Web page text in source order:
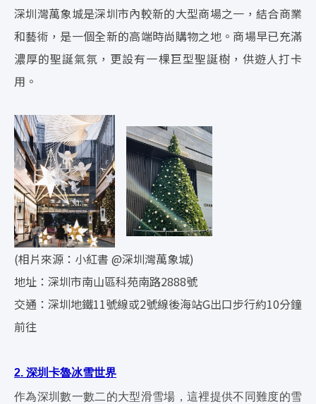
深圳灣萬象城是深圳市內較新的大型商場之一，結合商業
和藝術，是一個全新的高端時尚購物之地。商場早已充滿
濃厚的聖誕氣氛，更設有一棵巨型聖誕樹，供遊人打卡
用。
(相片來源：小紅書 @深圳灣萬象城)
地址：深圳市南山區科苑南路2888號
交通：深圳地鐵11號線或2號線後海站G出口步行約10分鐘
前往
2. 深圳卡魯冰雪世界
作為深圳數一數二的大型滑雪場，這裡提供不同難度的雪